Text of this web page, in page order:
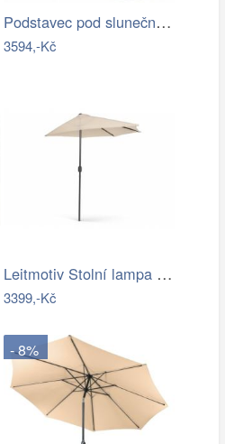
Podstavec pod slunečník BRAGGE 50 kg -…
3594,-Kč
Leitmotiv Stolní lampa ve tvaru hřibu…
3399,-Kč
- 8%